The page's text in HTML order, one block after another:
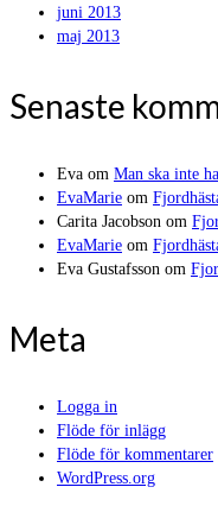
juni 2013
maj 2013
Senaste
Eva om Man ska inte
EvaMarie om
Carita Jacobson om
EvaMarie om
Eva Gustafsson om
Meta
Logga in
Flöde för inlägg
Flöde för kommentarer
WordPress.org